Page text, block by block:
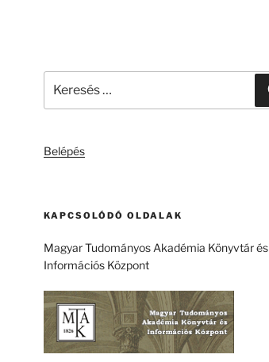
következő
Belépés
KAPCSOLÓDÓ OLDALAK
Magyar Tudományos Akadémia Könyvtár és
Információs Központ